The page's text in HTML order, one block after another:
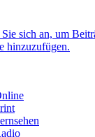
sich an, um
hinzuzufügen.